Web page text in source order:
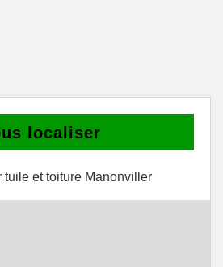
localiser
tuile et toiture Manonviller